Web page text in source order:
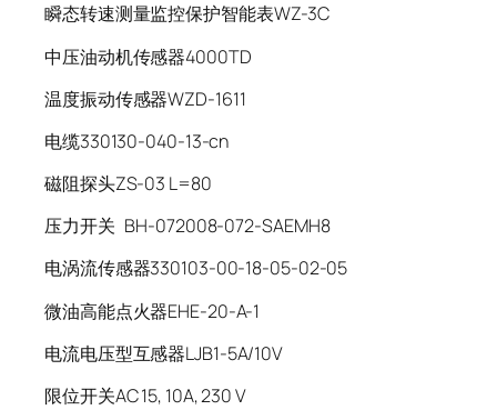
瞬态转速测量监控保护智能表WZ-3C
中压油动机传感器4000TD
温度振动传感器WZD-1611
电缆330130-040-13-cn
磁阻探头ZS-03 L=80
压力开关 BH-072008-072-SAEMH8
电涡流传感器330103-00-18-05-02-05
微油高能点火器EHE-20-A-1
电流电压型互感器LJB1-5A/10V
限位开关AC 15, 10A, 230 V